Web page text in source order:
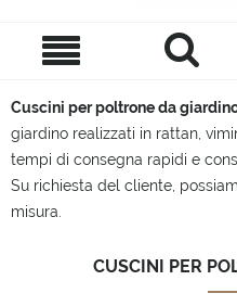
Cuscini per poltrone da
giardino realizzati in rattan,
tempi di consegna rapidi e
Su richiesta del cliente,
misura.
CUSCINI PER